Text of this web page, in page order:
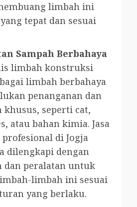
limbah ini
tepat dan sesuai
Sampah Berbahaya
limbah konstruksi
limbah berbahaya
penanganan dan
khusus, seperti cat,
atau bahan kimia. Jasa
di Jogja
dilengkapi dengan
dan peralatan untuk
limbah ini sesuai
yang berlaku.